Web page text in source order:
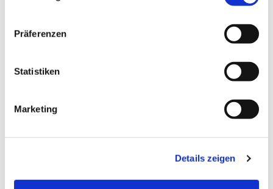
Präferenzen
Statistiken
Marketing
Details zeigen
Dienstag, 19. Oktober 2027, 18:00 -
Gemeindehaus Bieren
Evangelisch-Lutherische Kirchengemeinde